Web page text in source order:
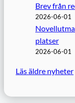
Brev från
2026-06-01
platser
2026-06-01
Läs äldre nyheter